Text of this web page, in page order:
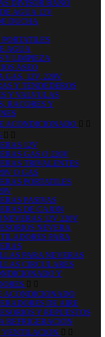
DIVISOR BAÑO
AGUA 12V
DUCHA
AGUA
Y LIMPIEZA
ASEO
GAS, 12V, 220V
Y TENDEDEROS
Y VALVULAS
RACORES Y
ACONDICIONADO  
 
12V
GAS O 220V
TRIVALENTES
O GAS
PORTATILES
PASIVAS
DE CAJON
NEVERAS 12V 220V
NEVERA
PARA
PARA NEVERAS
CIRCULARES
Y
 
ACONDICIONADO
DE AIRE
Y REPUESTOS
REFRIGERACION
VENTILACION  